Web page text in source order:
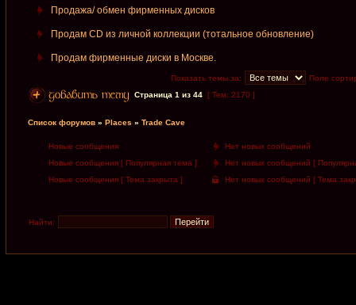
Продажа/ обмен фирменных дисков
Продам CD из личной коллекции (тотальное обновление)
Продам фирменные диски в Москве.
Показать темы за:
Поле
Страница 1 из 44 [ Тем: 2170 ]
Список форумов » Places » Trade Cave
Новые сообщения
Нет новых сообщений
Новые сообщения [ Популярная тема ]
Нет новых сообщений [
Новые сообщения [ Тема закрыта ]
Нет новых сообщений [ Тема
Найти: